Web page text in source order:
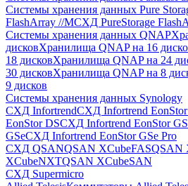
Системы хранения данных Pure
FlashArray //MСХД PureStorage
Системы хранения данных QNAP
дисковХранилища QNAP на 16
18 дисковХранилища QNAP на 24
30 дисковХранилища QNAP на 8
9 дисков
Системы хранения данных Synology
СХД InfortrendСХД Infortrend EonStor
EonStor DSСХД Infortrend EonStor GS
GSeСХД Infortrend EonStor GSe Pro
СХД QSANQSAN XCubeFASQSAN
XCubeNXTQSAN XCubeSAN
СХД Supermicro